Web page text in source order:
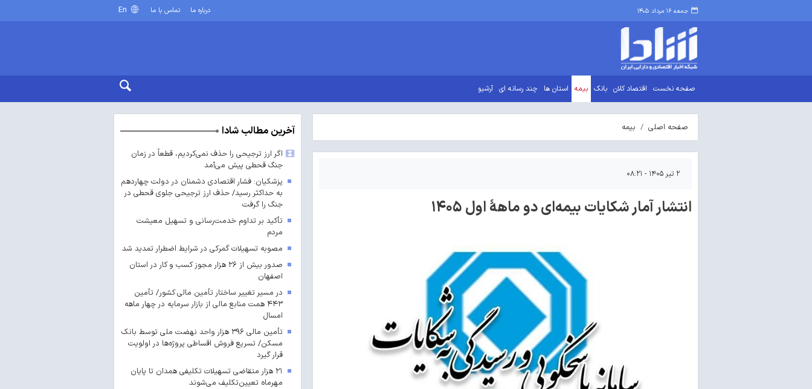
جمعه ۱۶ مرداد ۱۴۰۵ درباره ما تماس با ما
صفحه نخست اقتصاد کلان بانک بیمه استان ها چند رسانه ای آرشیو
صفحه اصلی بیمه
۲ تیر ۱۴۰۵ - ۰۸:۲۱
انتشار آمار شکایات بیمه‌ای دو ماهۀ اول ۱۴۰۵
آخرین مطالب شادا
اگر ارز ترجیحی را حذف نمی‌کردیم، قطعاً در زمان
جنگ قحطی پیش می‌آمد
پزشکیان: فشار اقتصادی دشمنان در دولت چهاردهم
به حداکثر رسید/ حذف ارز ترجیحی جلوی قحطی در
جنگ را گرفت
تأکید بر تداوم خدمت‌رسانی و تسهیل معیشت
مردم
مصوبه تسهیلات گمرکی در شرایط اضطرار تمدید شد
صدور بیش از ۲۶ هزار مجوز کسب‌ و کار در استان
اصفهان
در مسیر تغییر ساختار تأمین مالی کشور/ تأمین
۴۴۳ همت منابع مالی از بازار سرمایه در چهار ماهه
امسال
تأمین مالی ۳۹۶ هزار واحد نهضت ملی توسط بانک
مسکن/ تسریع فروش اقساطی پروژه‌ها در اولویت
قرار گیرد
۲۱ هزار متقاضی تسهیلات تکلیفی همدان تا پایان
مهرماه تعیین‌تکلیف می‌شوند